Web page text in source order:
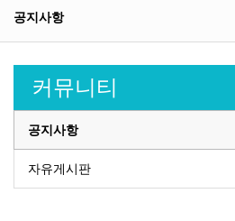
공지사항
커뮤니티
공지사항
자유게시판